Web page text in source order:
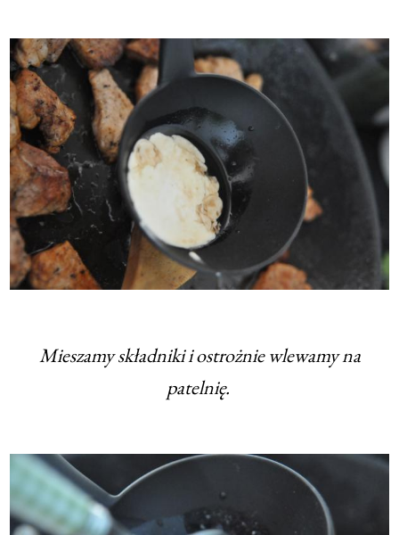
Mieszamy składniki i ostrożnie wlewamy na
patelnię.